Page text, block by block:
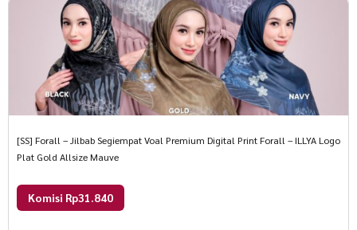
[SS] Forall – Jilbab Segiempat Voal Premium Digital Print Forall – ILLYA Logo
Plat Gold Allsize Mauve
Komisi Rp31.840